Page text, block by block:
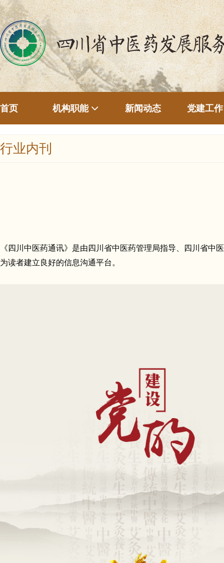
首页 机构职能 新闻动态 党建工作
行业内刊
《四川中医药通讯》是由四川省中医药管理局指导、四川省
为读者建立良好的信息沟通平台。